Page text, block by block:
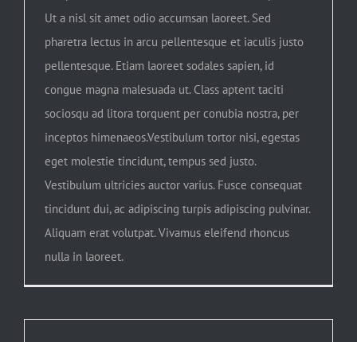
Ut a nisl sit amet odio accumsan laoreet. Sed
pharetra lectus in arcu pellentesque et iaculis justo
pellentesque. Etiam laoreet sodales sapien, id
congue magna malesuada ut. Class aptent taciti
sociosqu ad litora torquent per conubia nostra, per
inceptos himenaeos.Vestibulum tortor nisi, egestas
eget molestie tincidunt, tempus sed justo.
Vestibulum ultricies auctor varius. Fusce consequat
tincidunt dui, ac adipiscing turpis adipiscing pulvinar.
Aliquam erat volutpat. Vivamus eleifend rhoncus
nulla in laoreet.